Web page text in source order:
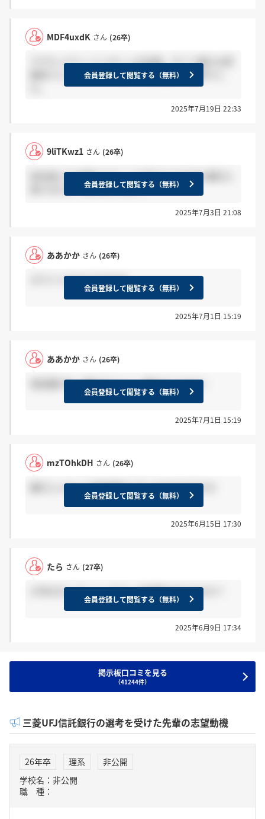
MDF4uxdK さん (26卒)
アクチュアリーインターンの会場、すごく厳かな雰
囲気でしたよね。落ち着いた空気感が印象的でし
会員登録して閲覧する（無料）
2025年7月19日 22:33
9liTKwz1 さん (26卒)
知名度とか企業のブランド力的なものは多少銀行に
負けるかと でもそれくらい？
会員登録して閲覧する（無料）
2025年7月3日 21:08
ああかか さん (26卒)
ホワイトだからですかね
会員登録して閲覧する（無料）
2025年7月1日 15:19
ああかか さん (26卒)
信託銀行の一番のデメリット教えてください
会員登録して閲覧する（無料）
2025年7月1日 15:19
mzTOhkDH さん (26卒)
銀行じゃなくて信託銀行に行くのはなぜですか
会員登録して閲覧する（無料）
2025年6月15日 17:30
たら さん (27卒)
27卒の方！アーリーサマーの結果は出てますか？
会員登録して閲覧する（無料）
2025年6月9日 17:34
掲示板口コミを見る
（41244件）
三菱UFJ信託銀行の選考を受けた先輩の志望動機
26年卒 理系
非公開
学校名：非公開
職 種：